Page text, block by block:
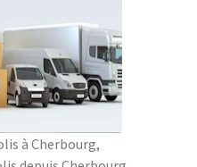
à Cherbourg,